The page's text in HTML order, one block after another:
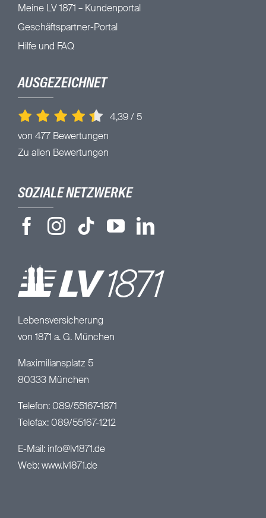
Meine LV 1871 – Kundenportal
Geschäftspartner-Portal
Hilfe und FAQ
AUSGEZEICHNET
4,39/ 5
von 477 Bewertungen
Zu allen Bewertungen
SOZIALE NETZWERKE
Lebensversicherung
von 1871 a. G. München
Maximiliansplatz 5
80333 München
Telefon: 089/55167-1871
Telefax: 089/55167-1212
E-Mail: info@lv1871.de
Web: www.lv1871.de